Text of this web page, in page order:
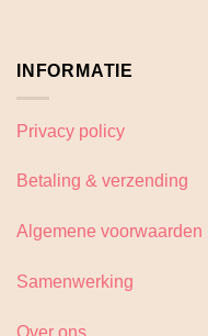
INFORMATIE
Privacy policy
Betaling & verzending
Algemene voorwaarden
Samenwerking
Over ons